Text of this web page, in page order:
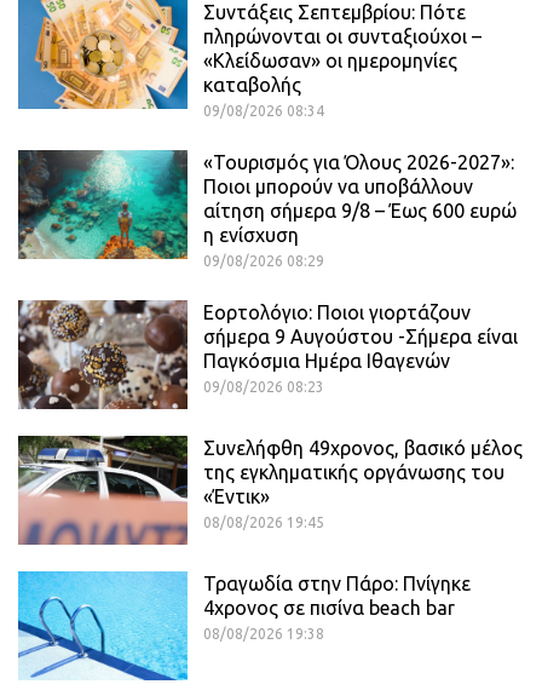
Συντάξεις Σεπτεμβρίου: Πότε
πληρώνονται οι συνταξιούχοι –
«Κλείδωσαν» οι ημερομηνίες
καταβολής
09/08/2026 08:34
«Τουρισμός για Όλους 2026-2027»:
Ποιοι μπορούν να υποβάλλουν
αίτηση σήμερα 9/8 – Έως 600 ευρώ
η ενίσχυση
09/08/2026 08:29
Εορτολόγιο: Ποιοι γιορτάζουν
σήμερα 9 Αυγούστου -Σήμερα είναι
Παγκόσμια Ημέρα Ιθαγενών
09/08/2026 08:23
Συνελήφθη 49χρονος, βασικό μέλος
της εγκληματικής οργάνωσης του
«Έντικ»
08/08/2026 19:45
Τραγωδία στην Πάρο: Πνίγηκε
4χρονος σε πισίνα beach bar
08/08/2026 19:38